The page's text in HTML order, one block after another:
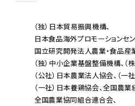
（独）日本貿易振興機構
日本食品海外プロモーションセン
国立研究開発法人農業・食品
（独）中小企業基盤整備機構 （
（公社）日本農業法人協会 （一
（一社）日本養鶏協会 全国農業
全国農業協同組合連合会